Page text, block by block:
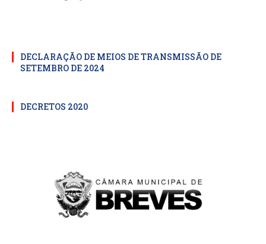
DECLARAÇÃO DE MEIOS DE TRANSMISSÃO DE
SETEMBRO DE 2024
DECRETOS 2020